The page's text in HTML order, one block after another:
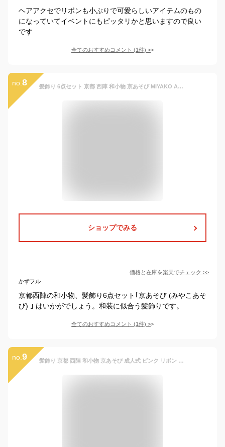
ヘアアクセでリボンも小ぶりで可愛らしいアイテムのもの
になっていてイベントにもピッタリかと思いますので良い
です
全てのおすすめコメント (1件) >
no. 8 髪飾り 6点セット 京都 西陣 和小物 京あそび MIYAKO ASOBI 白 成人式 花 和風 浴衣 着物 振袖 袴 七五三 子供 結婚式お呼ばれ 卒業式 入学式 コーム ヘアアクセサリー 日本製 送料無料 W 93 CM-4-810 w732 Si
ショップでみる
価格と在庫を楽天でチェック >>
かずフル
京都西陣の和小物、髪飾り6点セット｢京あそび (みやこあそ
び) ｣ はいかがでしょう。和装に似合う髪飾りです。
全てのおすすめコメント (1件) >
no. 9 髪飾り 京都 西陣 和小物 京あそび 成人式 ピンク リボン 花 パール チュール 和風 浴衣 着物 振袖 袴 七五三 子供 キッズ ヘアアクセサリー コーム 髪留め 結婚式お呼ばれ 大きめ 日本製 送料無料 W 98 CM-T7-915 w710 Si